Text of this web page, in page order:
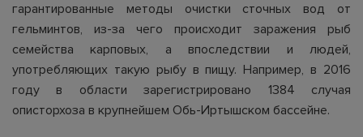
гарантированные методы очистки сточных вод от
гельминтов, из-за чего происходит заражения рыб
семейства карповых, а впоследствии и людей,
употребляющих такую рыбу в пищу. Например, в 2016
году в области зарегистрировано 1384 случая
описторхоза в крупнейшем Обь-Иртышском бассейне.